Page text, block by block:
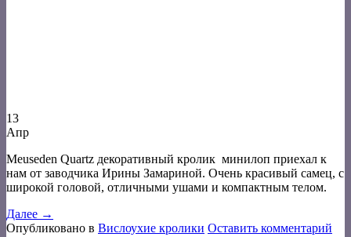
13
Апр
Meuseden Quartz декоративный кролик минилоп приехал к
нам от заводчика Ирины Замариной. Очень красивый самец, с
широкой головой, отличными ушами и компактным телом.
Далее →
Опубликовано в Вислоухие кролики Оставить комментарий